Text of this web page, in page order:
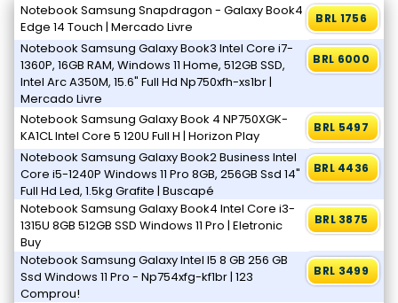
Notebook Samsung Snapdragon - Galaxy Book4
Edge 14 Touch | Mercado Livre
BRL 1756
Notebook Samsung Galaxy Book3 Intel Core i7-
1360P, 16GB RAM, Windows 11 Home, 512GB SSD,
Intel Arc A350M, 15.6" Full Hd Np750xfh-xs1br |
Mercado Livre
BRL 6000
Notebook Samsung Galaxy Book 4 NP750XGK-
KA1CL Intel Core 5 120U Full H | Horizon Play
BRL 5497
Notebook Samsung Galaxy Book2 Business Intel
Core i5-1240P Windows 11 Pro 8GB, 256GB Ssd 14"
Full Hd Led, 1.5kg Grafite | Buscapé
BRL 4436
Notebook Samsung Galaxy Book4 Intel Core i3-
1315U 8GB 512GB SSD Windows 11 Pro | Eletronic
Buy
BRL 3875
Notebook Samsung Galaxy Intel I5 8 GB 256 GB
Ssd Windows 11 Pro - Np754xfg-kf1br | 123
Comprou!
BRL 3499